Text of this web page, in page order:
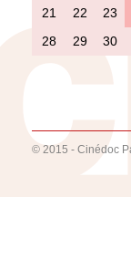
21
22 23
28
29 30
© 2015 - Cinédoc